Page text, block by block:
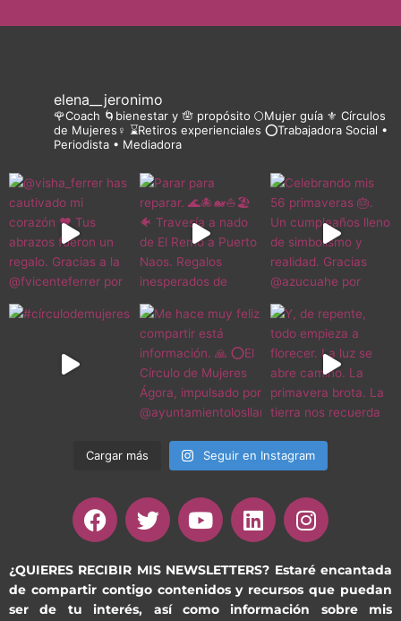
elena__jeronimo
🌹Coach 🌀bienestar y 🪬 propósito 🌕Mujer guía ⚜️ Círculos
de Mujeres♀️ ⌛Retiros experienciales ⭕Trabajadora Social •
Periodista • Mediadora
Cargar más Seguir en Instagram
F
a
e
b
T
w
t
t
Y
o
t
u
L
i
k
e
I
n
t
a
¿QUIERES RECIBIR MIS NEWSLETTERS? Estaré encantada
de compartir contigo contenidos y recursos que puedan
ser de tu interés, así como información sobre mis